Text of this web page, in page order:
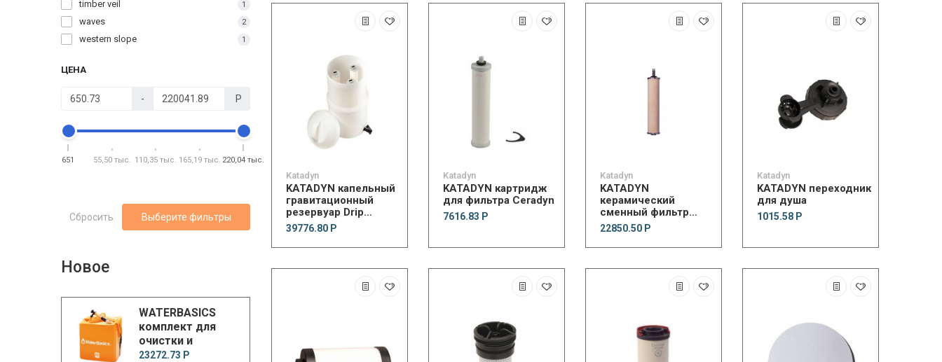
timber veil 1
waves 2
western slope 1
ЦЕНА
- Р
651 55,50 тыс. 110,35 тыс. 165,19 тыс. 220,04 тыс.
Сбросить Выберите фильтры
Новое
WATERBASICS
комплект для
очистки и
хранения воды 60
23272.73 Р
Katadyn
KATADYN капельный
гравитационный
резервуар Drip
ceradyn
39776.80 Р
Katadyn
KATADYN картридж
для фильтра Ceradyn
7616.83 Р
Katadyn
KATADYN
керамический
сменный фильтр
Expedition
22850.50 Р
Katadyn
KATADYN переходник
для душа
1015.58 Р